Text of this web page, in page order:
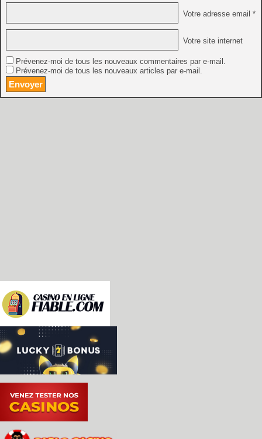
Votre adresse email *
Votre site internet
Prévenez-moi de tous les nouveaux commentaires par e-mail.
Prévenez-moi de tous les nouveaux articles par e-mail.